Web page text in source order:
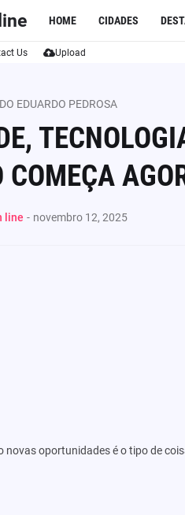
HOME CIDADES
Us Upload
EDUARDO PEDROSA
COMEÇA
line - novembro 12, 2025
novas oportunidades é o tipo de